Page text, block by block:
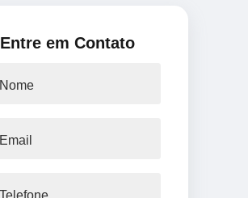
Entre em Contato